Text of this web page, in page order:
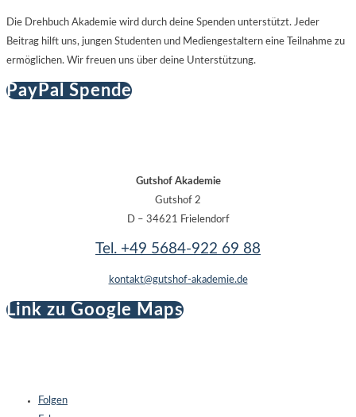
Die Drehbuch Akademie wird durch deine Spenden unterstützt. Jeder
Beitrag hilft uns, jungen Studenten und Mediengestaltern eine Teilnahme zu
ermöglichen. Wir freuen uns über deine Unterstützung.
PayPal Spende
Gutshof Akademie
Gutshof 2
D – 34621 Frielendorf
Tel. +49 5684-922 69 88
kontakt@gutshof-akademie.de
Link zu Google Maps
Folgen